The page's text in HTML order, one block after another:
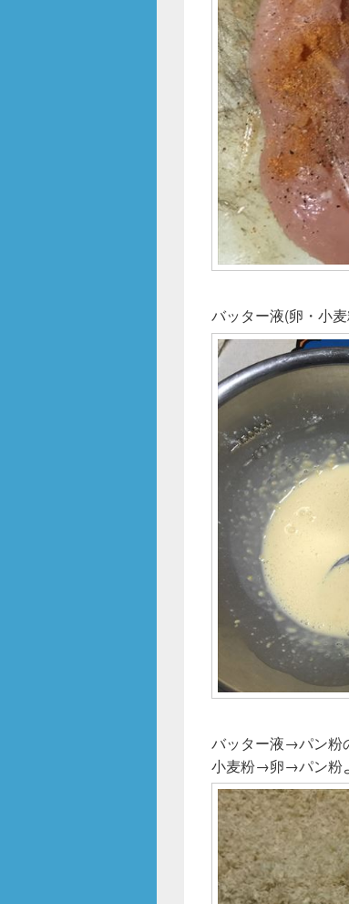
バッター液(卵・小
バッター液→パン粉
小麦粉→卵→パン粉